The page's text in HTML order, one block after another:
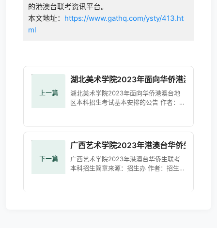
的港澳台联考资讯平台。
本文地址： https://www.gathq.com/ysty/413.ht
ml
上一篇
湖北美术学院2023年面向华侨港澳台地
湖北美术学院2023年面向华侨港澳台地
区本科招生考试基本安排的公告 作者：
下一篇
广西艺术学院2023年港澳台华侨生联考本
广西艺术学院2023年港澳台华侨生联考
本科招生简章来源：招生办 作者：招生办